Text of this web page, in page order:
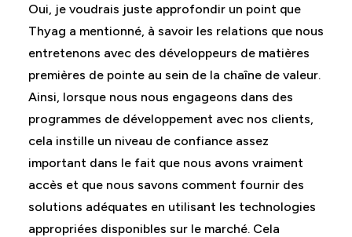
Oui, je voudrais juste approfondir un point que
Thyag a mentionné, à savoir les relations que nous
entretenons avec des développeurs de matières
premières de pointe au sein de la chaîne de valeur.
Ainsi, lorsque nous nous engageons dans des
programmes de développement avec nos clients,
cela instille un niveau de confiance assez
important dans le fait que nous avons vraiment
accès et que nous savons comment fournir des
solutions adéquates en utilisant les technologies
appropriées disponibles sur le marché. Cela